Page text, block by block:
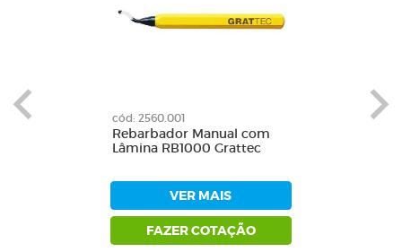
cód: 2560.001
Rebarbador Manual com
Lâmina RB1000 Grattec
VER MAIS
FAZER COTAÇÃO